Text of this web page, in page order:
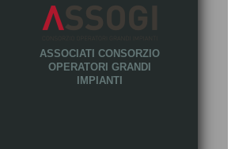
ASSOCIATI CONSORZIO
OPERATORI GRANDI
IMPIANTI